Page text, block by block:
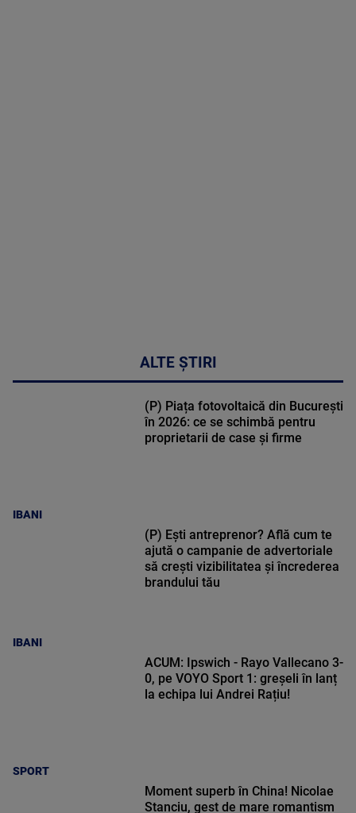
ALTE ȘTIRI
IBANI
(P) Piața fotovoltaică din București
în 2026: ce se schimbă pentru
proprietarii de case și firme
IBANI
(P) Ești antreprenor? Află cum te
ajută o campanie de advertoriale
să crești vizibilitatea și încrederea
brandului tău
SPORT
ACUM: Ipswich - Rayo Vallecano 3-
0, pe VOYO Sport 1: greșeli în lanț
la echipa lui Andrei Rațiu!
Moment superb în China! Nicolae
Stanciu, gest de mare romantism